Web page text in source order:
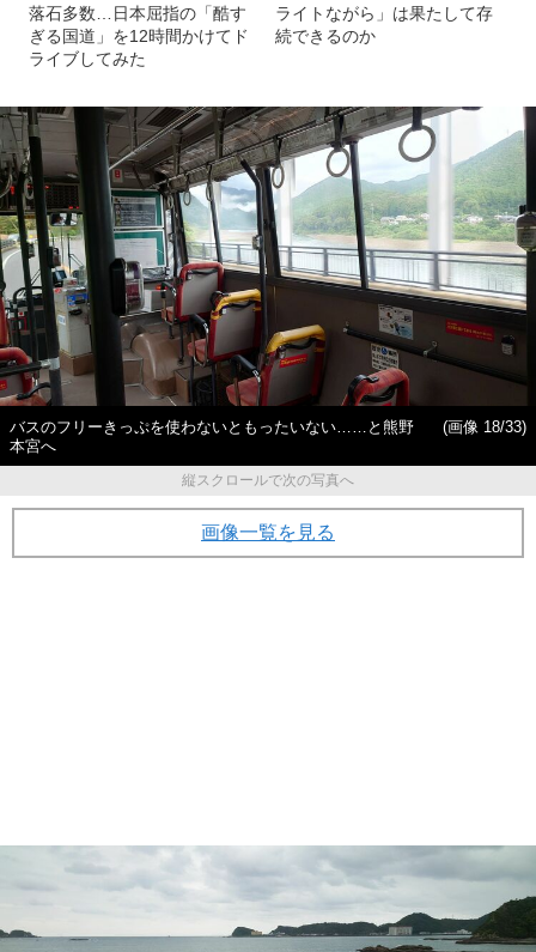
落石多数…日本屈指の「酷す
ぎる国道」を12時間かけてド
ライブしてみた
ライトながら」は果たして存
続できるのか
バスのフリーきっぷを使わないともったいない……と熊野
本宮へ
(画像 18/33)
縦スクロールで次の写真へ
画像一覧を見る